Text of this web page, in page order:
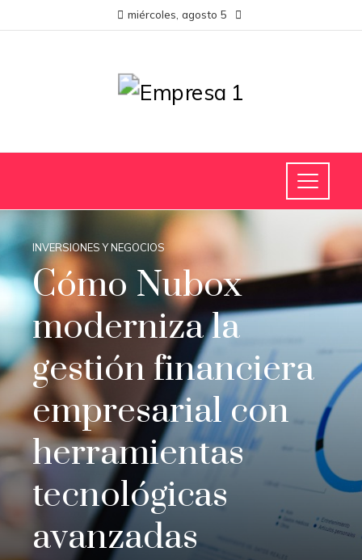
miércoles, agosto 5
INVERSIONES Y NEGOCIOS
Cómo Nubox
moderniza la
gestión financiera
empresarial con
herramientas
tecnológicas
avanzadas